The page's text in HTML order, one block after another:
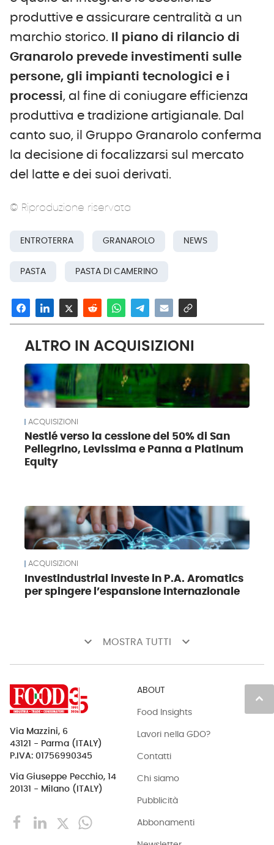
produttive e assicurare centralità a un
marchio storico.
Il piano di rilancio di
Granarolo prevede investimenti sulle
persone, gli impianti tecnologici e i
processi, al fine di coniugare efficienza
produttiva e tradizione artigianale. Dal
canto suo, il Gruppo Granarolo conferma
la decisione di focalizzarsi sul mercato
del latte e dei suoi derivati.
© Riproduzione riservata
ENTROTERRA GRANAROLO NEWS
PASTA PASTA DI CAMERINO
ALTRO IN ACQUISIZIONI
ACQUISIZIONI
Nestlé verso la cessione del 50% di San
Pellegrino, Levissima e Panna a Platinum
Equity
ACQUISIZIONI
Investindustrial investe in P.A. Aromatics
per spingere l’espansione internazionale
keyboard_arrow_down MOSTRA TUTTI keyboard_arrow_down
keyboard_arrow_up
Via Mazzini, 6
43121 - Parma (ITALY)
P.IVA: 01756990345
Via Giuseppe Pecchio, 14
20131 - Milano (ITALY)
ABOUT
Food Insights
Lavori nella GDO?
Contatti
Chi siamo
Pubblicità
Abbonamenti